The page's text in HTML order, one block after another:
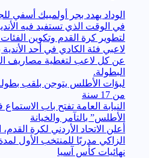
الوداد يهدد بجر أولمبيك أسفي
في الوقت الذي تستفيد فيه
لتطوير كرة القدم وتكوين
عن كل لاعب لتغطية مصاريف
البطولة.
لبؤات الأطلس يتوجن بلقب
من 17 سنة
النيابة العامة تفتح باب
الأطلس” بالتآمر والخيانة
أعلن الاتحاد الأردني لكرة
الزاكي مدربًا للمنتخب الأول
نهائيات كأس آسيا